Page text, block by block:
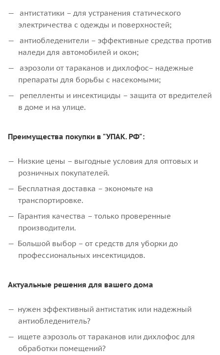
антистатики – для устранения статического
электричества с одежды и поверхностей;
антиобледенители – эффективные средства против
наледи для автомобилей и окон;
аэрозоли от тараканов и дихлофос– надежные
препараты для борьбы с насекомыми;
репелленты и инсектициды – защита от вредителей
в доме и на улице.
Преимущества покупки в "УПАК. РФ":
Низкие цены – выгодные условия для оптовых и
розничных покупателей.
Бесплатная доставка – экономьте на
транспортировке.
Гарантия качества – только проверенные
производители.
Большой выбор – от средств для уборки до
профессиональных инсектицидов.
Актуальные решения для вашего дома
нужен эффективный антистатик или надежный
антиобледенитель?
ищете аэрозоль от тараканов или дихлофос для
обработки помещений?